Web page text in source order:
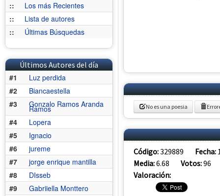
::
Los más Recientes
::
Lista de autores
::
Últimas Búsquedas
Últimos Autores del día
#1
Luz perdida
#2
Biancaestella
#3
Gonzalo Ramos Aranda
Ramos
#4
Lopera
#5
Ignacio
#6
jureme
#7
jorge enrique mantilla
#8
DIsseb
#9
Gabriiella Monttero
No es una poesia
Código:329889 Fecha:
Media:6.68 Votos:96
Valoración: